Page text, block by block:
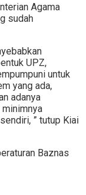
Agama
sudah
UPZ,
untuk
yang ada,
adanya
” tutup Kiai
Baznas